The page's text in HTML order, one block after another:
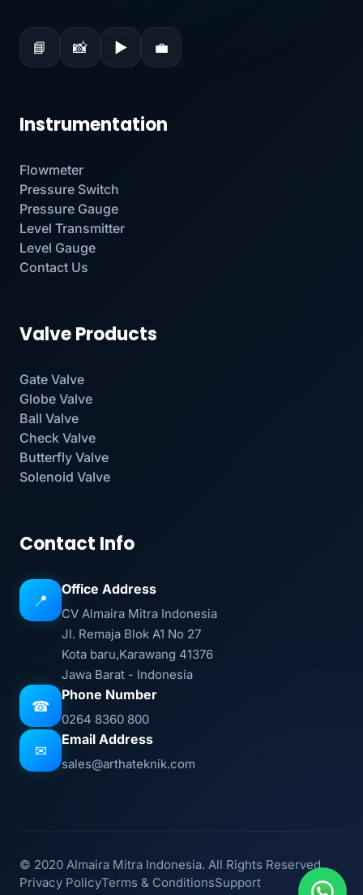
📘 📸 ▶ 💼
Instrumentation
Flowmeter
Pressure Switch
Pressure Gauge
Level Transmitter
Level Gauge
Contact Us
Valve Products
Gate Valve
Globe Valve
Ball Valve
Check Valve
Butterfly Valve
Solenoid Valve
Contact Info
📍
Office Address
CV Almaira Mitra Indonesia
Jl. Remaja Blok A1 No 27
Kota baru,Karawang 41376
Jawa Barat - Indonesia
☎
Phone Number
0264 8360 800
✉
Email Address
sales@arthateknik.com
© 2020 Almaira Mitra Indonesia. All Rights Reserved.
Privacy PolicyTerms & ConditionsSupport